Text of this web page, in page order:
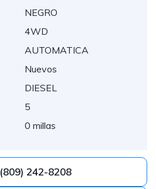
NEGRO
4WD
AUTOMATICA
Nuevos
DIESEL
5
0 millas
(809) 242-8208